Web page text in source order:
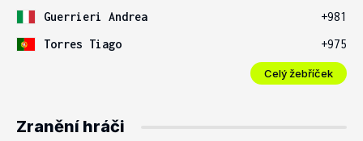
Guerrieri Andrea
+981
Torres Tiago
+975
Celý žebříček
Zranění hráči